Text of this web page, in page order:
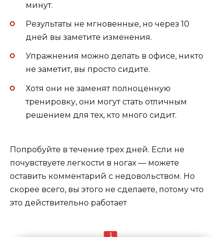
минут.
Результаты не мгновенные, но через 10
дней вы заметите изменения.
Упражнения можно делать в офисе, никто
не заметит, вы просто сидите.
Хотя они не заменят полноценную
тренировку, они могут стать отличным
решением для тех, кто много сидит.
Попробуйте в течение трех дней. Если не
почувствуете легкости в ногах — можете
оставить комментарий с недовольством. Но
скорее всего, вы этого не сделаете, потому что
это действительно работает
1